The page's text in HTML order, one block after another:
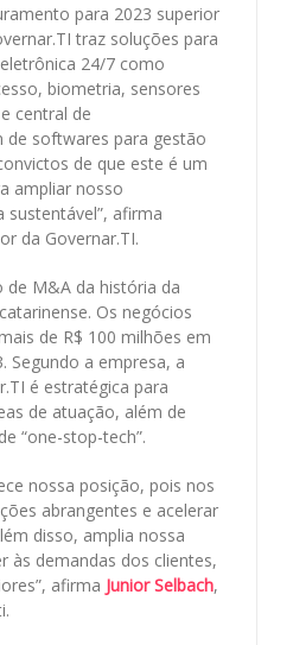
para 2023 superior
traz soluções para
24/7 como
biometria, sensores
central de
softwares para gestão
de que este é um
ampliar nosso
afirma
da Governar.TI.
de M&A da história da
Os negócios
de R$ 100 milhões em
Segundo a empresa, a
é estratégica para
de atuação, além de
“one-stop-tech”.
nossa posição, pois nos
abrangentes e acelerar
disso, amplia nossa
às demandas dos clientes,
afirma Junior Selbach,